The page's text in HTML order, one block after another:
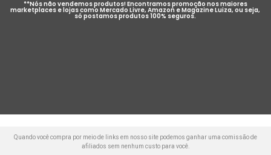
**Nós não vendemos produtos! Encontramos promoção nos maiores
marketplaces e lojas como Mercado Livre, Amazon e Magazine Luiza, ou seja,
só postamos produtos 100% seguros.
Quando você compra por meio de links em nosso site podemos ganhar uma comissão de
afiliados sem nenhum custo para você.